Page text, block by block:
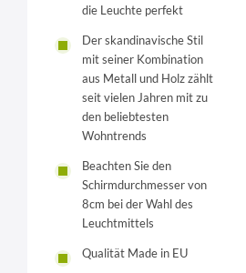
die Leuchte perfekt
Der skandinavische Stil
mit seiner Kombination
aus Metall und Holz zählt
seit vielen Jahren mit zu
den beliebtesten
Wohntrends
Beachten Sie den
Schirmdurchmesser von
8cm bei der Wahl des
Leuchtmittels
Qualität Made in EU